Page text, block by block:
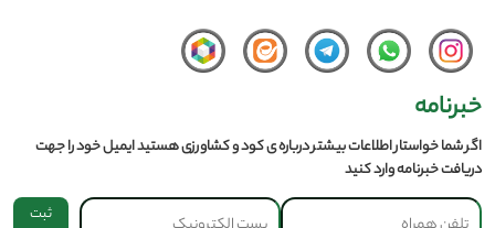
خبرنامه
اگر شما خواستار اطلاعات بیشتر درباره ی کود و کشاورزی هستید ایمیل خود را جهت
دریافت خبرنامه وارد کنید
ثبت